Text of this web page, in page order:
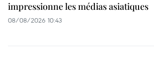
impressionne les médias asiatiques
08/08/2026 10:43